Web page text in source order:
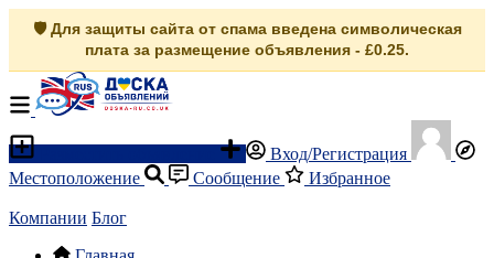
🛡️ Для защиты сайта от спама введена символическая
плата за размещение объявления - £0.25.
Вход/Регистрация
Местоположение
Сообщение Избранное
Компании Блог